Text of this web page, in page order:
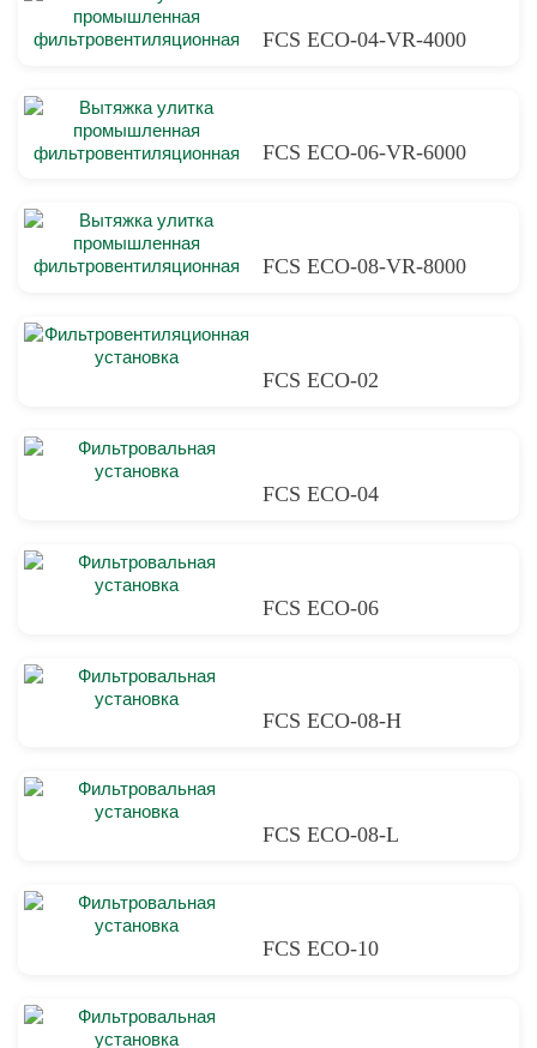
FCS ECO-04-VR-4000
FCS ECO-06-VR-6000
FCS ECO-08-VR-8000
FCS ECO-02
FCS ECO-04
FCS ECO-06
FCS ECO-08-H
FCS ECO-08-L
FCS ECO-10